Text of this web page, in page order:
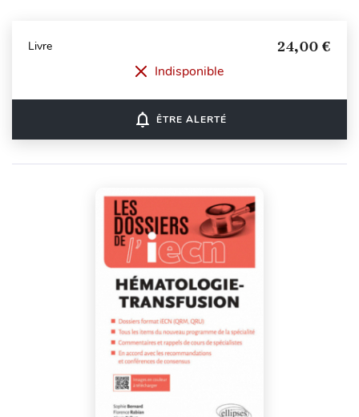
Livre 24,00 €
Indisponible
notifications_none ÊTRE ALERTÉ